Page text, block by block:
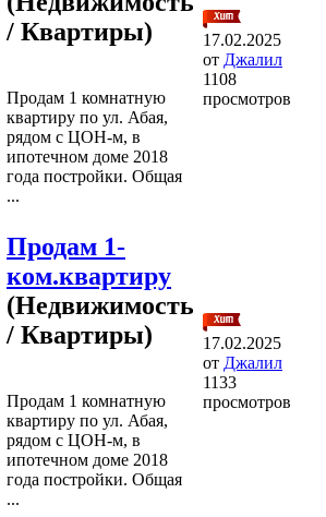
/ Квартиры)
Продам 1 комнатную
квартиру по ул. Абая,
рядом с ЦОН-м, в
ипотечном доме 2018
года постройки. Общая
...
17.02.2025
от Джалил
1108
просмотров
Продам 1-
ком.квартиру
(Недвижимость
/ Квартиры)
Продам 1 комнатную
квартиру по ул. Абая,
рядом с ЦОН-м, в
ипотечном доме 2018
года постройки. Общая
...
17.02.2025
от Джалил
1133
просмотров